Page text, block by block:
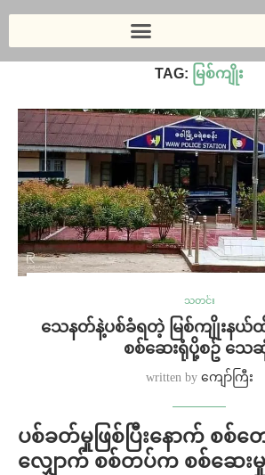
TAG: မြစ်ကျိုး
သတင်း
သေနတ်နဲ့ပစ်ခံရတဲ့ မြစ်ကျိုးနယ်
စစ်ဆေးရုံပို့စဥ် သေ
written by ကျော်ကြီး
ပစ်ခတ်မှုဖြစ်ပြီးနောက် စစ်တ
လျှောက် စစ်တပ်က စစ်ဆေး